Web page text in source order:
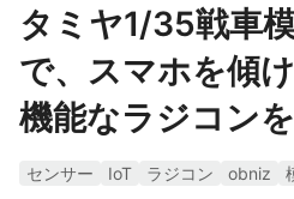
タミヤ1/35戦車
で、スマホを傾
機能なラジコン
センサー IoT ラジコン obniz